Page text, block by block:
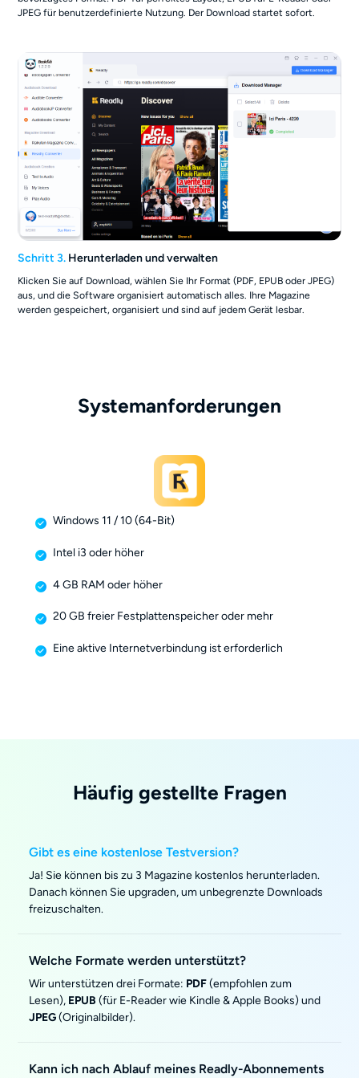
JPEG für benutzerdefinierte Nutzung. Der Download startet sofort.
Schritt 3. Herunterladen und verwalten
Klicken Sie auf Download, wählen Sie Ihr Format (PDF, EPUB oder JPEG)
aus, und die Software organisiert automatisch alles. Ihre Magazine
werden gespeichert, organisiert und sind auf jedem Gerät lesbar.
Systemanforderungen
Windows 11 / 10 (64-Bit)
Intel i3 oder höher
4 GB RAM oder höher
20 GB freier Festplattenspeicher oder mehr
Eine aktive Internetverbindung ist erforderlich
Häufig gestellte Fragen
Gibt es eine kostenlose Testversion?
Ja! Sie können bis zu 3 Magazine kostenlos herunterladen.
Danach können Sie upgraden, um unbegrenzte Downloads
freizuschalten.
Welche Formate werden unterstützt?
Wir unterstützen drei Formate: PDF(empfohlen zum
Lesen), EPUB (für E-Reader wie Kindle & Apple Books) und
JPEG(Originalbilder).
Kann ich nach Ablauf meines Readly-Abonnements